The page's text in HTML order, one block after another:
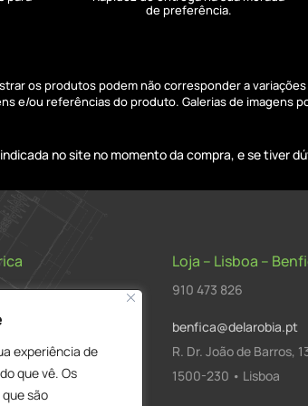
experiência de
que vê. Os
são
de preferência.
os produtos podem não corresponder a
e/ou referências do produto. Galerias de
no site no momento da compra, e se tiver
Loja – Lisboa –
910 473 826
benfica@delarobia.pt
R. Dr. João de Barros,
1500-230 • Lisboa